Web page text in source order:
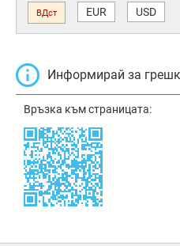
ВДст EUR USD
Информирай за
Връзка към страницата: